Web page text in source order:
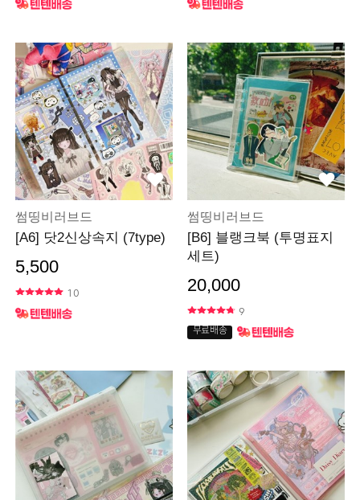
썸띵비러브드
[A6] 닷2신상속지 (7type)
5,500
10
썸띵비러브드
[B6] 블랭크북 (투명표지
세트)
20,000
9
무료배송